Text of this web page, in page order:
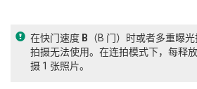
在快门速度 B （B 门）时或者多重曝
拍摄无法使用。在连拍模式下，每释
摄 1 张照片。